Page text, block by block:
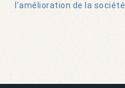
l’amélioration de la société